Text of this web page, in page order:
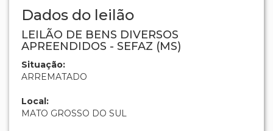
Dados do leilão
LEILÃO DE BENS DIVERSOS
APREENDIDOS - SEFAZ (MS)
Situação:
ARREMATADO
Local:
MATO GROSSO DO SUL